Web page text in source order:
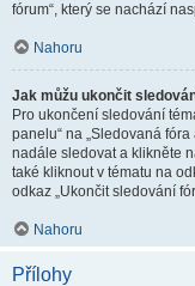
fórum“, který se nachází
Nahoru
Jak můžu ukončit
Pro ukončení sledování
panelu“ na „Sledovaná
nadále sledovat a klikněte
také kliknout v tématu na
odkaz „Ukončit sledování
Nahoru
Přílohy